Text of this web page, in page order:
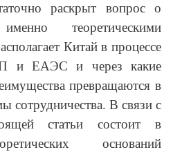
раскрыт вопрос о
теоретическими
Китай в процессе
и ЕАЭС и через какие
превращаются в
сотрудничества. В связи с
статьи состоит в
оснований